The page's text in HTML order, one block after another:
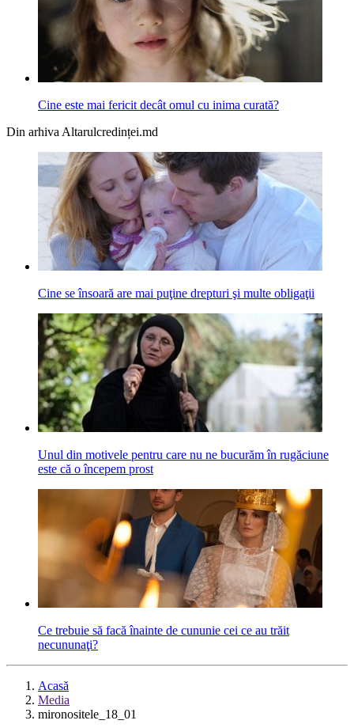
Cine este mai fericit decât omul cu inima curată?
Din arhiva Altarulcredinței.md
Cine se însoară are mai puţine drepturi şi multe obligaţii
Unul din motivele pentru care nu ne bucurăm în rugăciune
este că o începem prost
Ce trebuie să facă înainte de cununie cei ce au trăit
necununaţi?
Acasă
Media
mironositele_18_01